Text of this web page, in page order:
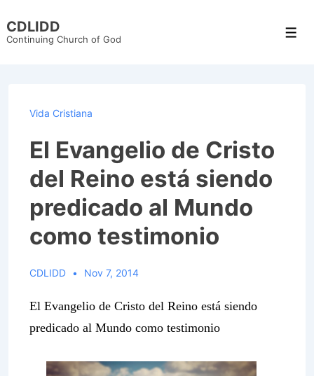
Skip
CDLIDD
Continuing Church of God
Vida Cristiana
El Evangelio de Cristo
del Reino está siendo
predicado al Mundo
como testimonio
CDLIDD Nov 7, 2014
El Evangelio de Cristo del Reino está siendo
predicado al Mundo como testimonio